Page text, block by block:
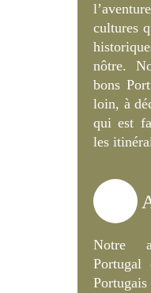
cultures
nôtre.
bons
loin, à
qui est
les
Notre
Portugal